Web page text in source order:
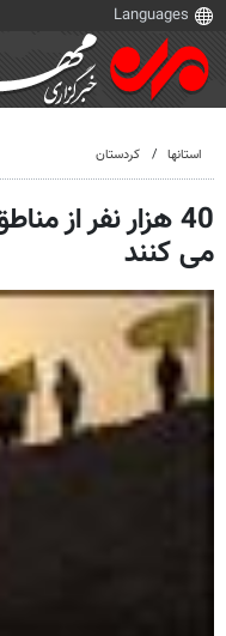
استانها کردستان
40 هزار نفر از
می کنند